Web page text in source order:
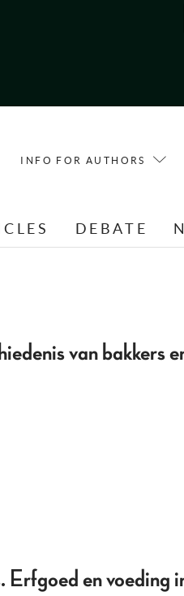
INFO FOR AUTHORS
DEBATE
van bakkers
en voeding